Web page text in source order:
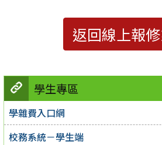
學生專區
學雜費入口網
校務系統－學生端
返回線上報